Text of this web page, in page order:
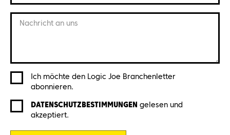
Nachricht an uns
Ich möchte den Logic Joe Branchenletter
abonnieren.
DATENSCHUTZBESTIMMUNGEN gelesen und
akzeptiert.